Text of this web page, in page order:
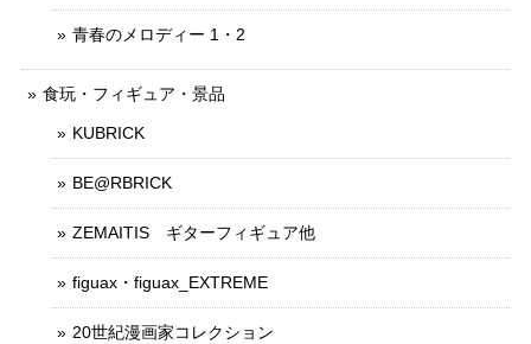
青春のメロディー 1・2
食玩・フィギュア・景品
KUBRICK
BE@RBRICK
ZEMAITIS ギターフィギュア他
figuax・figuax_EXTREME
20世紀漫画家コレクション